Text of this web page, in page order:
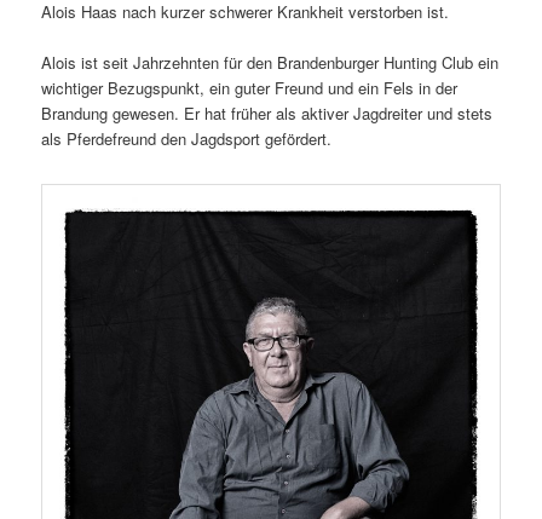
Alois Haas nach kurzer schwerer Krankheit verstorben ist.
Alois ist seit Jahrzehnten für den Brandenburger Hunting Club ein
wichtiger Bezugspunkt, ein guter Freund und ein Fels in der
Brandung gewesen. Er hat früher als aktiver Jagdreiter und stets
als Pferdefreund den Jagdsport gefördert.